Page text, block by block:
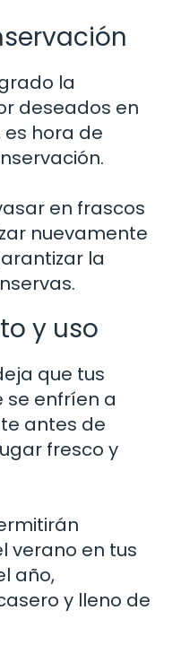
la
deseados en
hora de
en frascos
nuevamente
la
y uso
que tus
enfríen a
antes de
fresco y
verano en tus
año,
y lleno de